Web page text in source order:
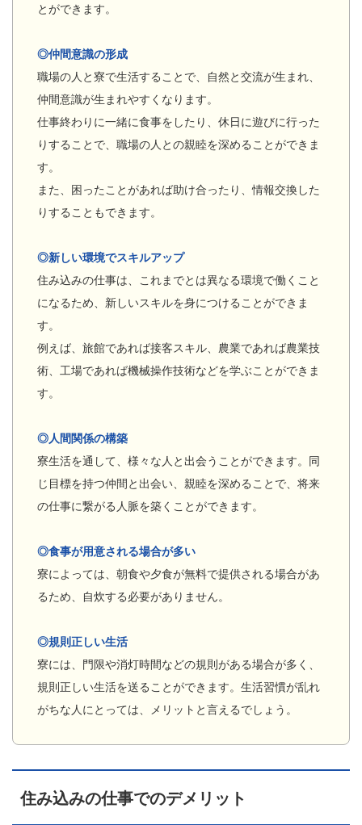
とができます。
◎仲間意識の形成
職場の人と寮で生活することで、自然と交流が生まれ、
仲間意識が生まれやすくなります。
仕事終わりに一緒に食事をしたり、休日に遊びに行った
りすることで、職場の人との親睦を深めることができま
す。
また、困ったことがあれば助け合ったり、情報交換した
りすることもできます。
◎新しい環境でスキルアップ
住み込みの仕事は、これまでとは異なる環境で働くこと
になるため、新しいスキルを身につけることができま
す。
例えば、旅館であれば接客スキル、農業であれば農業技
術、工場であれば機械操作技術などを学ぶことができま
す。
◎人間関係の構築
寮生活を通して、様々な人と出会うことができます。同
じ目標を持つ仲間と出会い、親睦を深めることで、将来
の仕事に繋がる人脈を築くことができます。
◎食事が用意される場合が多い
寮によっては、朝食や夕食が無料で提供される場合があ
るため、自炊する必要がありません。
◎規則正しい生活
寮には、門限や消灯時間などの規則がある場合が多く、
規則正しい生活を送ることができます。生活習慣が乱れ
がちな人にとっては、メリットと言えるでしょう。
住み込みの仕事でのデメリット